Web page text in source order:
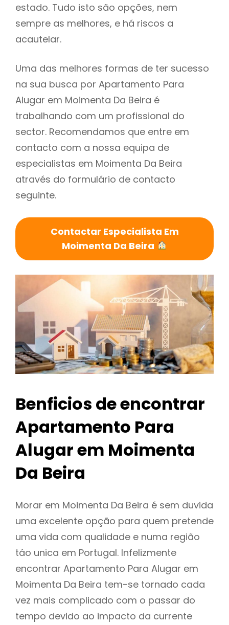
estado. Tudo isto são opções, nem
sempre as melhores, e há riscos a
acautelar.
Uma das melhores formas de ter sucesso
na sua busca por Apartamento Para
Alugar em Moimenta Da Beira é
trabalhando com um profissional do
sector. Recomendamos que entre em
contacto com a nossa equipa de
especialistas em Moimenta Da Beira
através do formulário de contacto
seguinte.
Contactar Especialista Em
Moimenta Da Beira
Benficios de encontrar
Apartamento Para
Alugar em Moimenta
Da Beira
Morar em Moimenta Da Beira é sem duvida
uma excelente opção para quem pretende
uma vida com qualidade e numa região
táo unica em Portugal. Infelizmente
encontrar Apartamento Para Alugar em
Moimenta Da Beira tem-se tornado cada
vez mais complicado com o passar do
tempo devido ao impacto da currente